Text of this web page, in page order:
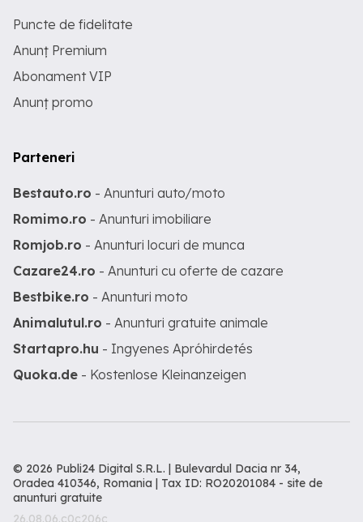
Puncte de fidelitate
Anunț Premium
Abonament VIP
Anunț promo
Parteneri
Bestauto.ro - Anunturi auto/moto
Romimo.ro - Anunturi imobiliare
Romjob.ro - Anunturi locuri de munca
Cazare24.ro - Anunturi cu oferte de cazare
Bestbike.ro - Anunturi moto
Animalutul.ro - Anunturi gratuite animale
Startapro.hu - Ingyenes Apróhirdetés
Quoka.de - Kostenlose Kleinanzeigen
© 2026 Publi24 Digital S.R.L. | Bulevardul Dacia nr 34,
Oradea 410346, Romania | Tax ID: RO20201084 - site de
anunturi gratuite
26.08.06.c0c206c